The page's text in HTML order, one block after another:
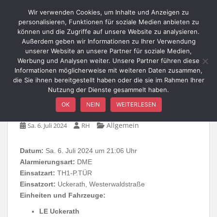
TH1-PTür
Sa. 6. Juli 2024 RH Allgemein
Datum: Sa. 6. Juli 2024 um 21:06 Uhr
Alarmierungsart: DME
Einsatzart: TH1-P.TÜR
Einsatzort: Uckerath, Westerwaldstraße
Einheiten und Fahrzeuge:
LE Uckerath
Wir verwenden Cookies, um Inhalte und Anzeigen zu
personalisieren, Funktionen für soziale Medien anbieten zu
können und die Zugriffe auf unsere Website zu analysieren.
Außerdem geben wir Informationen zu Ihrer Verwendung
unserer Website an unsere Partner für soziale Medien,
Werbung und Analysen weiter. Unsere Partner führen diese
Informationen möglicherweise mit weiteren Daten zusammen,
die Sie ihnen bereitgestellt haben oder die sie im Rahmen Ihrer
Nutzung der Dienste gesammelt haben.
OK NEIN WEITERLESEN